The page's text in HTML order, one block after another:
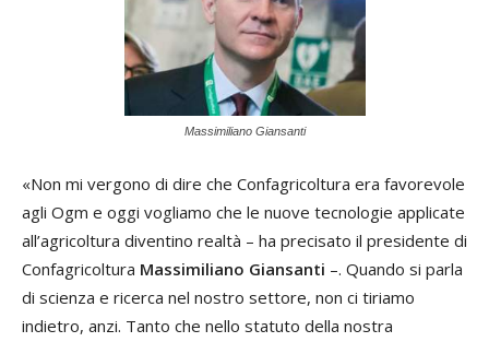
Massimiliano Giansanti
«Non mi vergono di dire che Confagricoltura era favorevole
agli Ogm e oggi vogliamo che le nuove tecnologie applicate
all’agricoltura diventino realtà – ha precisato il presidente di
Confagricoltura Massimiliano Giansanti –. Quando si parla
di scienza e ricerca nel nostro settore, non ci tiriamo
indietro, anzi. Tanto che nello statuto della nostra